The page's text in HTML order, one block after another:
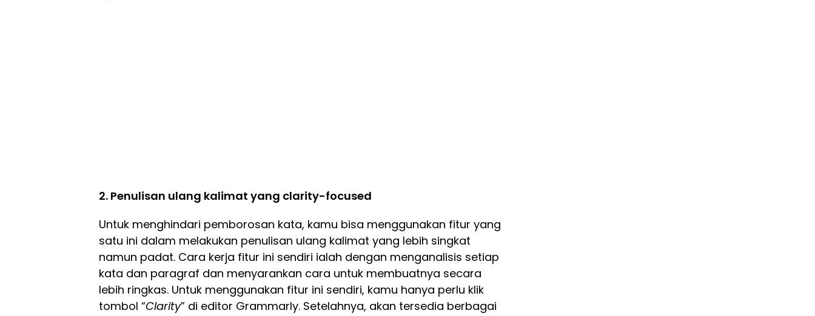
2. Penulisan ulang kalimat yang clarity-focused
Untuk menghindari pemborosan kata, kamu bisa menggunakan fitur yang
satu ini dalam melakukan penulisan ulang kalimat yang lebih singkat
namun padat. Cara kerja fitur ini sendiri ialah dengan menganalisis setiap
kata dan paragraf dan menyarankan cara untuk membuatnya secara
lebih ringkas. Untuk menggunakan fitur ini sendiri, kamu hanya perlu klik
tombol “Clarity” di editor Grammarly. Setelahnya, akan tersedia berbagai